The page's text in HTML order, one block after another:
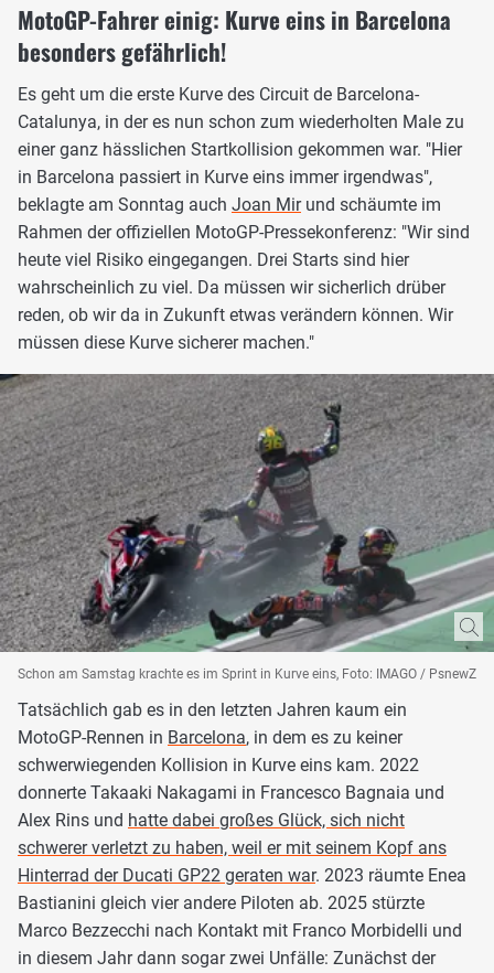
MotoGP-Fahrer einig: Kurve eins in Barcelona
besonders gefährlich!
Es geht um die erste Kurve des Circuit de Barcelona-
Catalunya, in der es nun schon zum wiederholten Male zu
einer ganz hässlichen Startkollision gekommen war. "Hier
in Barcelona passiert in Kurve eins immer irgendwas",
beklagte am Sonntag auch Joan Mirund schäumte im
Rahmen der offiziellen MotoGP-Pressekonferenz: "Wir sind
heute viel Risiko eingegangen. Drei Starts sind hier
wahrscheinlich zu viel. Da müssen wir sicherlich drüber
reden, ob wir da in Zukunft etwas verändern können. Wir
müssen diese Kurve sicherer machen."
Schon am Samstag krachte es im Sprint in Kurve eins, Foto: IMAGO / PsnewZ
Tatsächlich gab es in den letzten Jahren kaum ein
MotoGP-Rennen in Barcelona, in dem es zu keiner
schwerwiegenden Kollision in Kurve eins kam. 2022
donnerte Takaaki Nakagami in Francesco Bagnaia und
Alex Rins und hatte dabei großes Glück, sich nicht
schwerer verletzt zu haben, weil er mit seinem Kopf ans
Hinterrad der Ducati GP22 geraten war. 2023 räumte Enea
Bastianini gleich vier andere Piloten ab. 2025 stürzte
Marco Bezzecchi nach Kontakt mit Franco Morbidelli und
in diesem Jahr dann sogar zwei Unfälle: Zunächst der